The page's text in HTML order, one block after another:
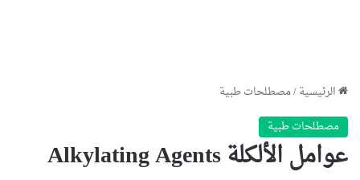
الرئيسية/مصطلحات طبية
مصطلحات طبية
عوامل الألكلة Alkylating Agents